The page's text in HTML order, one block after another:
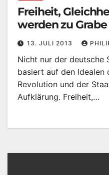
Freiheit,
werden zu
13. JULI 2013
Nicht nur der deutsche
basiert auf den Idealen
Revolution und der
Aufklärung. Freiheit,…